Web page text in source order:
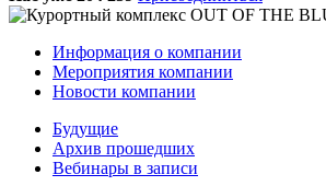
Информация о компании
Мероприятия компании
Новости компании
Будущие
Архив прошедших
Вебинары в записи